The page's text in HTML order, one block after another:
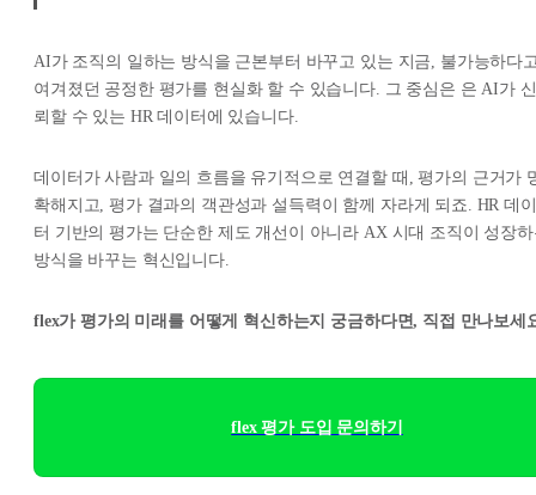
AI가 조직의 일하는 방식을 근본부터 바꾸고 있는 지금, 불가능하다
여겨졌던 공정한 평가를 현실화 할 수 있습니다. 그 중심은 은 AI가 신
뢰할 수 있는 HR 데이터에 있습니다.
데이터가 사람과 일의 흐름을 유기적으로 연결할 때, 평가의 근거가
확해지고, 평가 결과의 객관성과 설득력이 함께 자라게 되죠. HR 데이
터 기반의 평가는 단순한 제도 개선이 아니라 AX 시대 조직이 성장
방식을 바꾸는 혁신입니다.
flex가 평가의 미래를 어떻게 혁신하는지 궁금하다면, 직접 만나보세
flex 평가 도입 문의하기